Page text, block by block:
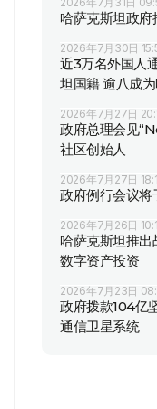
哈萨克斯坦政
2026年7月30日
近3万名外国人
坦国籍 逾八成
2026年7月27日
政府总理会见
社区创始人
2026年7月27日
政府例行会议将
2026年7月26日
哈萨克斯坦推
数字资产投资
2026年7月23日
政府拨款104亿
通信卫星系统